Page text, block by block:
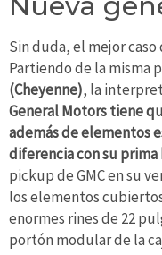
Sin duda, el mejor
Partiendo de la misma
(Cheyenne), la
General Motors tiene
además de elementos
diferencia con su prima
pickup de GMC en su
los elementos
enormes rines de 22
portón modular de la